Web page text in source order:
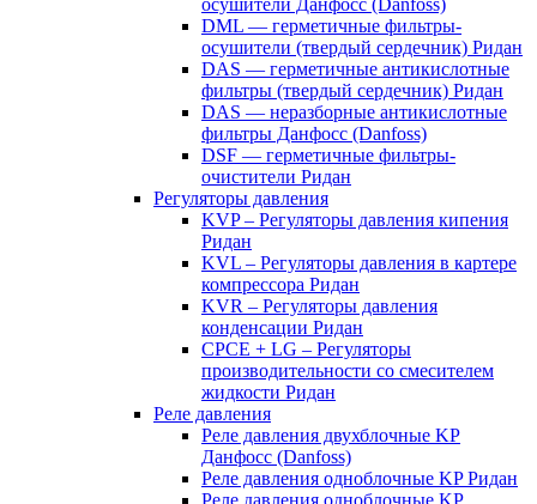
осушители Данфосс (Danfoss)
DML — герметичные фильтры-
осушители (твердый сердечник) Ридан
DAS — герметичные антикислотные
фильтры (твердый сердечник) Ридан
DAS — неразборные антикислотные
фильтры Данфосс (Danfoss)
DSF — герметичные фильтры-
очистители Ридан
Регуляторы давления
KVP – Регуляторы давления кипения
Ридан
KVL – Регуляторы давления в картере
компрессора Ридан
KVR – Регуляторы давления
конденсации Ридан
CPCE + LG – Регуляторы
производительности со смесителем
жидкости Ридан
Реле давления
Реле давления двухблочные KP
Данфосс (Danfoss)
Реле давления одноблочные KP Ридан
Реле давления одноблочные KP